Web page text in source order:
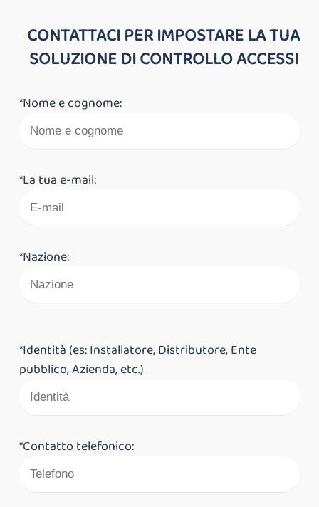
CONTATTACI PER IMPOSTARE LA TUA
SOLUZIONE DI CONTROLLO ACCESSI
*Nome e cognome:
*La tua e-mail:
*Nazione:
*Identità (es: Installatore, Distributore, Ente
pubblico, Azienda, etc.)
*Contatto telefonico: